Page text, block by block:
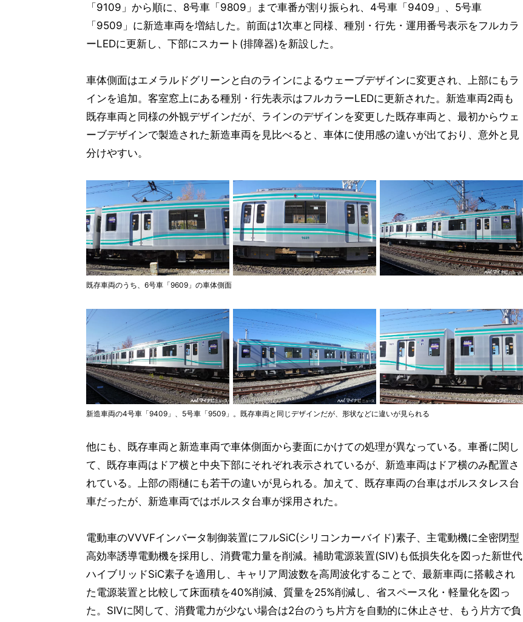
「9109」から順に、8号車「9809」まで車番が割り振られ、4号車「9409」、5号車
「9509」に新造車両を増結した。前面は1次車と同様、種別・行先・運用番号表示をフルカラ
ーLEDに更新し、下部にスカート(排障器)を新設した。
車体側面はエメラルドグリーンと白のラインによるウェーブデザインに変更され、上部にもラ
インを追加。客室窓上にある種別・行先表示はフルカラーLEDに更新された。新造車両2両も
既存車両と同様の外観デザインだが、ラインのデザインを変更した既存車両と、最初からウェ
ーブデザインで製造された新造車両を見比べると、車体に使用感の違いが出ており、意外と見
分けやすい。
既存車両のうち、6号車「9609」の車体側面
新造車両の4号車「9409」、5号車「9509」。既存車両と同じデザインだが、形状などに違いが見られる
他にも、既存車両と新造車両で車体側面から妻面にかけての処理が異なっている。車番に関し
て、既存車両はドア横と中央下部にそれぞれ表示されているが、新造車両はドア横のみ配置さ
れている。上部の雨樋にも若干の違いが見られる。加えて、既存車両の台車はボルスタレス台
車だったが、新造車両ではボルスタ台車が採用された。
電動車のVVVFインバータ制御装置にフルSiC(シリコンカーバイド)素子、主電動機に全密閉型
高効率誘導電動機を採用し、消費電力量を削減。補助電源装置(SIV)も低損失化を図った新世代
ハイブリッドSiC素子を適用し、キャリア周波数を高周波化することで、最新車両に搭載され
た電源装置と比較して床面積を40%削減、質量を25%削減し、省スペース化・軽量化を図っ
た。SIVに関して、消費電力が少ない場合は2台のうち片方を自動的に休止させ、もう片方で負